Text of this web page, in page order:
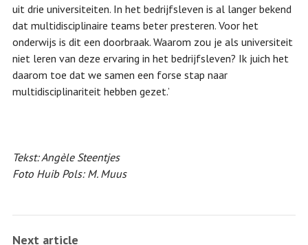
uit drie universiteiten. In het bedrijfsleven is al langer bekend
dat multidisciplinaire teams beter presteren. Voor het
onderwijs is dit een doorbraak. Waarom zou je als universiteit
niet leren van deze ervaring in het bedrijfsleven? Ik juich het
daarom toe dat we samen een forse stap naar
multidisciplinariteit hebben gezet.’
Tekst: Angèle Steentjes
Foto Huib Pols: M. Muus
Next article